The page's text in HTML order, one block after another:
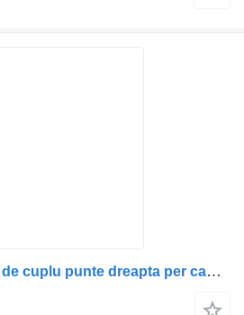
Barra di reazione Tijă de cuplu punte dreapta per camion Scania 489989 445599 1796671